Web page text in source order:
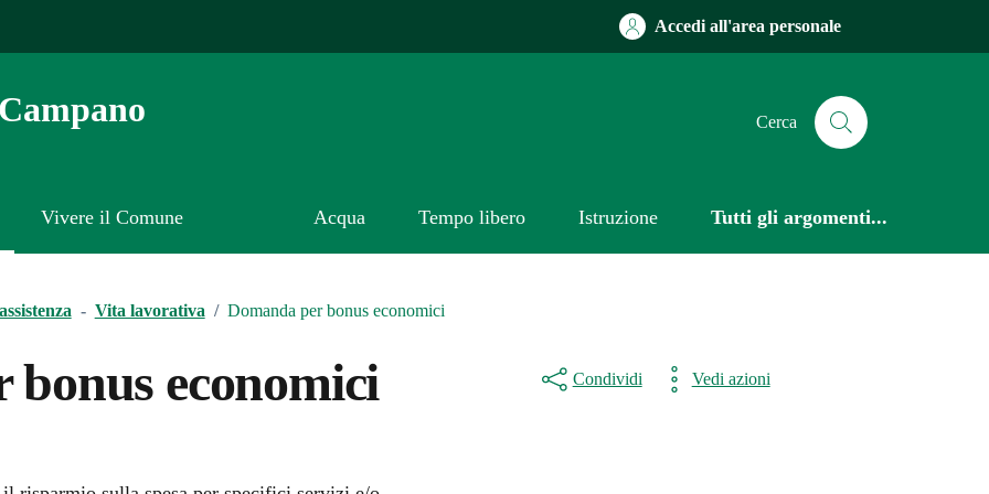
Accedi all'area personale
Cerca
Vivere il Comune Acqua Tempo libero Istruzione Tutti gli argomenti...
- Vita lavorativa / Domanda per bonus economici
bonus economici Condividi Vedi azioni